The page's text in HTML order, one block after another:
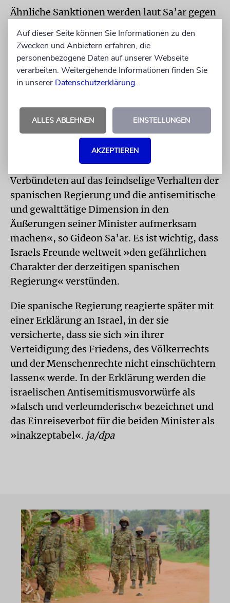
Ähnliche Sanktionen werden laut Sa’ar gegen
habe noch am 7. Oktober 2023 einen Beitrag
geteilt, in dem sie das Massaker der Hamas
gerechtfertigt habe. Im April 2025
bezeichnete sie Israel demnach als
gewalttätigen Demonstrationen gegen das
Radrennen »La Vuelta« unterstützt.
»Darüber hinaus wird Israel seine
Verbündeten auf das feindselige Verhalten der
spanischen Regierung und die antisemitische
und gewalttätige Dimension in den
Äußerungen seiner Minister aufmerksam
machen«, so Gideon Sa’ar. Es ist wichtig, dass
Israels Freunde weltweit »den gefährlichen
Charakter der derzeitigen spanischen
Regierung« verstünden.
Die spanische Regierung reagierte später mit
einer Erklärung an Israel, in der sie
versicherte, dass sie sich »in ihrer
Verteidigung des Friedens, des Völkerrechts
und der Menschenrechte nicht einschüchtern
lassen« werde. In der Erklärung werden die
israelischen Antisemitismusvorwürfe als
»falsch und verleumderisch« bezeichnet und
das Einreiseverbot für die beiden Minister als
»inakzeptabel«. ja/dpa
Auf dieser Seite können Sie Informationen zu den
Zwecken und Anbietern erfahren, die
personenbezogene Daten auf unserer Webseite
verarbeiten. Weitergehende Informationen finden Sie
in unserer Datenschutzerklärung.
ALLES ABLEHNEN EINSTELLUNGEN
AKZEPTIEREN